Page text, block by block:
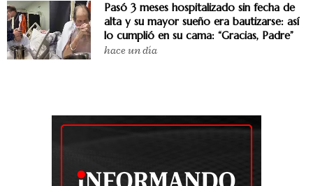
Pasó 3 meses hospitalizado sin fecha de
alta y su mayor sueño era bautizarse: así
lo cumplió en su cama: “Gracias, Padre”
hace un día